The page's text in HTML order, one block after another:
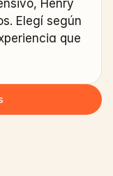
Henry
Elegí según
que